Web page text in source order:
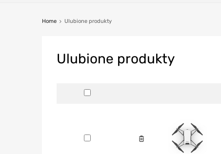
Home Ulubione produkty
Ulubione produkty